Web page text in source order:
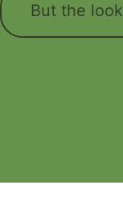
But the look